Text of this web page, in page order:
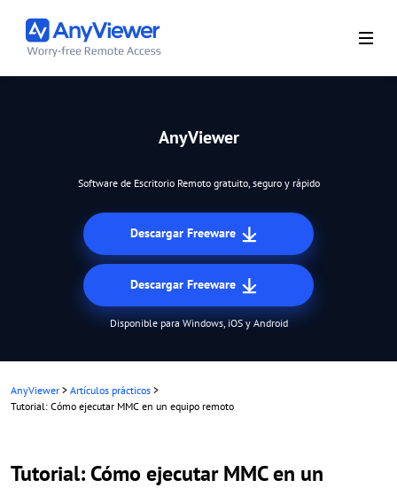
AnyViewer
Software de Escritorio Remoto gratuito, seguro y rápido
Descargar Freeware
Descargar Freeware
Disponible para Windows, iOS y Android
AnyViewer > Artículos prácticos >
Tutorial: Cómo ejecutar MMC en un equipo remoto
Tutorial: Cómo ejecutar MMC en un